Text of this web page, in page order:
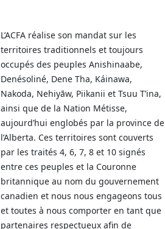
L’ACFA réalise son mandat sur les
territoires traditionnels et toujours
occupés des peuples Anishinaabe,
Denésoliné, Dene Tha, Káinawa,
Nakoda, Nehiyāw, Piikanii et Tsuu T’ina,
ainsi que de la Nation Métisse,
aujourd’hui englobés par la province de
l’Alberta. Ces territoires sont couverts
par les traités 4, 6, 7, 8 et 10 signés
entre ces peuples et la Couronne
britannique au nom du gouvernement
canadien et nous nous engageons tous
et toutes à nous comporter en tant que
partenaires respectueux afin de